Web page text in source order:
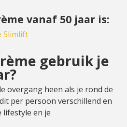
vanaf 50 jaar is:
Slimlift
gebruik je
overgang heen als je rond de
per persoon verschillend en
lifestyle en je